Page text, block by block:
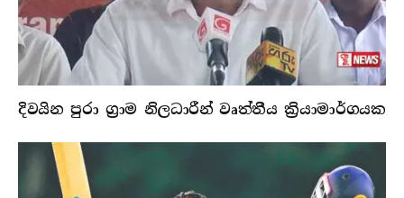
දිවයින පුරා ග්‍රාම නිලධාරීන් වෘත්තීය ක්‍රියාමාර්ගයක